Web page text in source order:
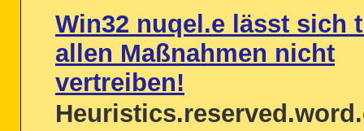
Win32 nuqel.e lässt sich
allen Maßnahmen nicht
vertreiben!